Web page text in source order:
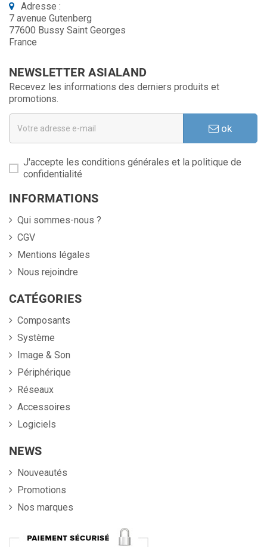
Adresse :
7 avenue Gutenberg
77600 Bussy Saint Georges
France
NEWSLETTER ASIALAND
Recevez les informations des derniers produits et
promotions.
ok
J'accepte les conditions générales et la politique de
confidentialité
INFORMATIONS
Qui sommes-nous ?
CGV
Mentions légales
Nous rejoindre
CATÉGORIES
Composants
Système
Image & Son
Périphérique
Réseaux
Accessoires
Logiciels
NEWS
Nouveautés
Promotions
Nos marques